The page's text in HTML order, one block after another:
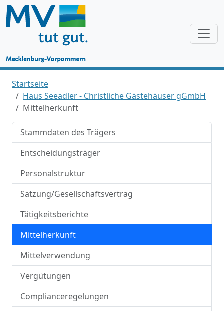
Startseite
Haus Seeadler - Christliche Gästehäuser gGmbH
Mittelherkunft
Stammdaten des Trägers
Entscheidungsträger
Personalstruktur
Satzung/Gesellschaftsvertrag
Tätigkeitsberichte
Mittelherkunft
Mittelverwendung
Vergütungen
Complianceregelungen